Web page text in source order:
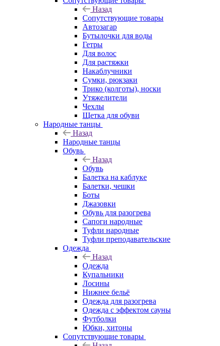
Назад
Сопутствующие товары
Автозагар
Бутылочки для воды
Гетры
Для волос
Для растяжки
Накаблучники
Сумки, рюкзаки
Трико (колготы), носки
Утяжелители
Чехлы
Щетка для обуви
Народные танцы
Назад
Народные танцы
Обувь
Назад
Обувь
Балетка на каблуке
Балетки, чешки
Боты
Джазовки
Обувь для разогрева
Сапоги народные
Туфли народные
Туфли преподавательские
Одежда
Назад
Одежда
Купальники
Лосины
Нижнее бельё
Одежда для разогрева
Одежда с эффектом сауны
Футболки
Юбки, хитоны
Сопутствующие товары